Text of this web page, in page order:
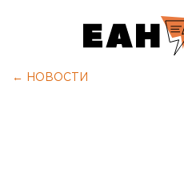
← НОВОСТИ